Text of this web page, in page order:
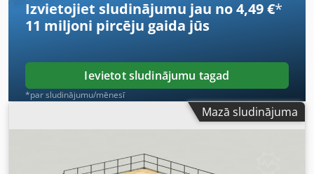
Izvietojiet sludinājumu jau no 4,49 €*
11 miljoni pircēju gaida jūs
Ievietot sludinājumu tagad
*par sludinājumu/mēnesī
Mazā sludinājuma